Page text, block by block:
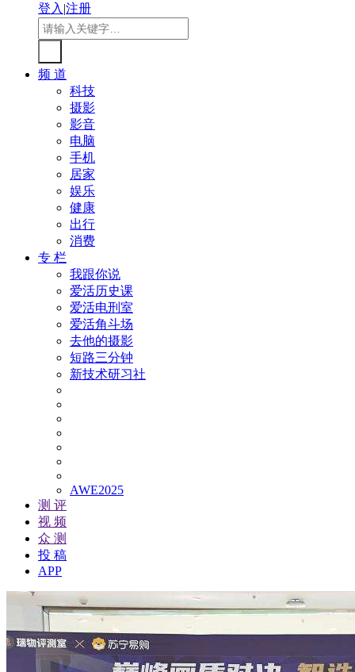
登入|注册
频 道
科技
摄影
影音
电脑
手机
居家
娱乐
健康
出行
消费
专 栏
我跟你说
爱活历史课
爱活电刑室
爱活角斗场
去他的摄影
短路三分钟
新技术研习社
AWE2025
测 评
视 频
众 测
投 稿
APP